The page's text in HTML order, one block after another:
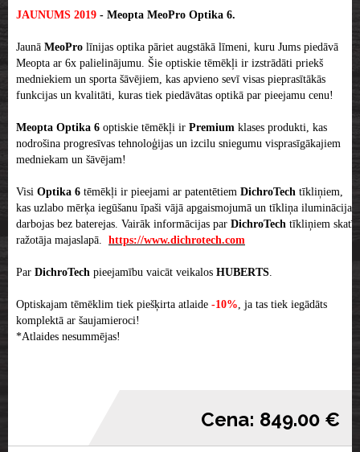
JAUNUMS 2019 - Meopta MeoPro Optika 6.
Jaunā MeoPro līnijas optika pāriet augstākā līmeni, kuru Jums piedāvā
Meopta ar 6x palielinājumu. Šie optiskie tēmēkļi ir izstrādāti priekš
medniekiem un sporta šāvējiem, kas apvieno sevī visas pieprasītākās
funkcijas un kvalitāti, kuras tiek piedāvātas optikā par pieejamu cenu!
Meopta Optika 6 optiskie tēmēkļi ir Premium klases produkti, kas
nodrošina progresīvas tehnoloģijas un izcilu sniegumu visprasīgākajiem
medniekam un šāvējam!
Visi Optika 6 tēmēkļi ir pieejami ar patentētiem DichroTech tīkliņiem,
kas uzlabo mērķa iegūšanu īpaši vājā apgaismojumā un tīkliņa iluminācija
darbojas bez baterejas. Vairāk informācijas par DichroTech tīkliņiem skatīt
ražotāja majaslapā.
https://www.dichrotech.com
Par DichroTech pieejamību vaicāt veikalos HUBERTS
Optiskajam tēmēklim tiek piešķirta atlaide -10% , ja tas tiek iegādāts
komplektā ar šaujamieroci!
*Atlaides nesummējas!
Cena: 849.00 €